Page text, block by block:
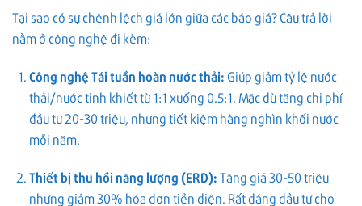
Tại sao có sự chênh lệch giá lớn giữa các báo giá? Câu trả lời
nằm ở công nghệ đi kèm:
Công nghệ Tái tuần hoàn nước thải: Giúp giảm tỷ lệ nước
thải/nước tinh khiết từ 1:1 xuống 0.5:1. Mặc dù tăng chi phí
đầu tư 20-30 triệu, nhưng tiết kiệm hàng nghìn khối nước
mỗi năm.
Thiết bị thu hồi năng lượng (ERD):Tăng giá 30-50 triệu
nhưng giảm 30% hóa đơn tiền điện. Rất đáng đầu tư cho